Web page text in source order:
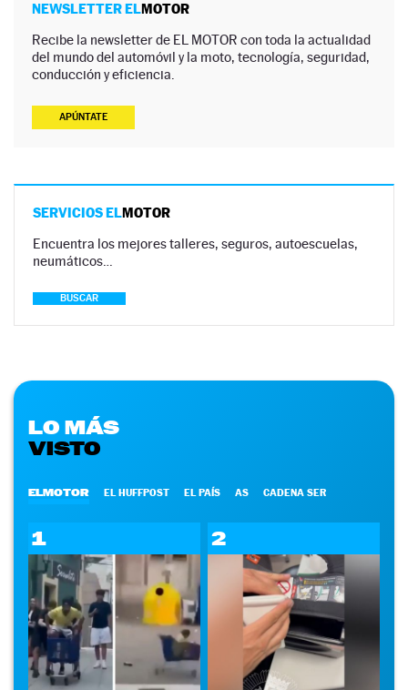
NEWSLETTER ELMOTOR
Recibe la newsletter de EL MOTOR con toda la actualidad
del mundo del automóvil y la moto, tecnología, seguridad,
conducción y eficiencia.
APÚNTATE
SERVICIOS ELMOTOR
Encuentra los mejores talleres, seguros, autoescuelas,
neumáticos…
BUSCAR
LO MÁS
VISTO
ELMOTOR EL HUFFPOST EL PAÍS AS CADENA SER
1 2